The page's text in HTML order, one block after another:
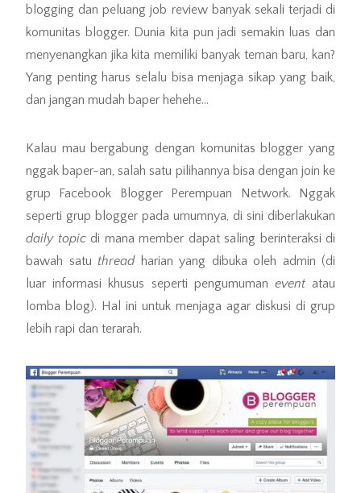
blogging dan peluang job review banyak sekali terjadi di
komunitas blogger. Dunia kita pun jadi semakin luas dan
menyenangkan jika kita memiliki banyak teman baru, kan?
Yang penting harus selalu bisa menjaga sikap yang baik,
dan jangan mudah baper hehehe…
Kalau mau bergabung dengan komunitas blogger yang
nggak baper-an, salah satu pilihannya bisa dengan join ke
grup Facebook Blogger Perempuan Network. Nggak
seperti grup blogger pada umumnya, di sini diberlakukan
daily topicdi mana member dapat saling berinteraksi di
bawah satu threadharian yang dibuka oleh admin (di
luar informasi khusus seperti pengumuman eventatau
lomba blog). Hal ini untuk menjaga agar diskusi di grup
lebih rapi dan terarah.